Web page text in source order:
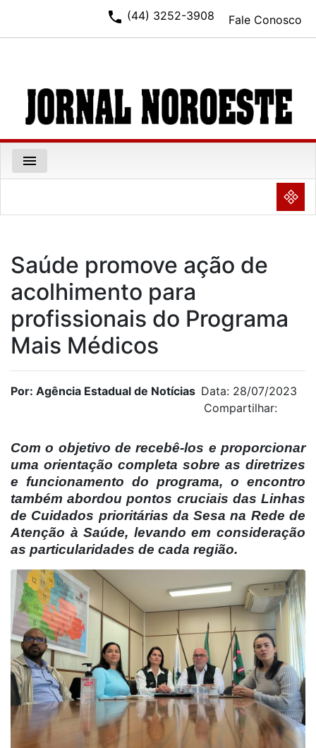
Fale Conosco
phone (44) 3252-3908
menu
NULL
Saúde promove ação de
acolhimento para
profissionais do Programa
Mais Médicos
Por: Agência Estadual de Notícias Data: 28/07/2023
Compartilhar:
Com o objetivo de recebê-los e proporcionar
uma orientação completa sobre as diretrizes
e funcionamento do programa, o encontro
também abordou pontos cruciais das Linhas
de Cuidados prioritárias da Sesa na Rede de
Atenção à Saúde, levando em consideração
as particularidades de cada região.